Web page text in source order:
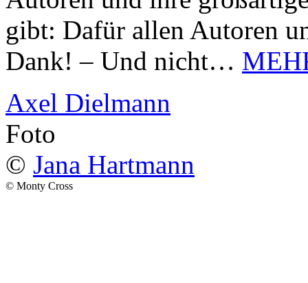
gibt: Dafür allen Autoren
Dank! – Und nicht…
Axel Dielmann
Foto
© Jana Hartmann
© Monty Cross